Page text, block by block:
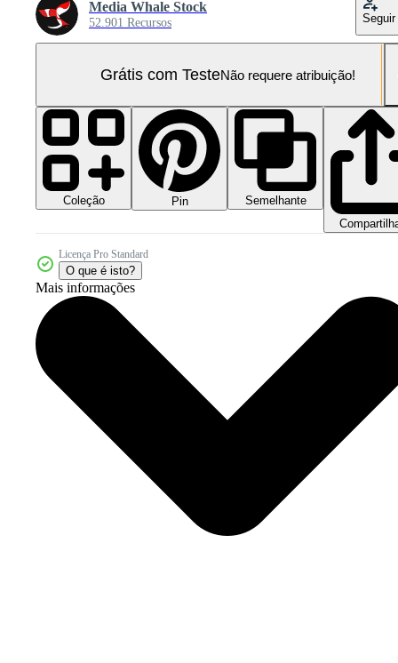
Media Whale Stock
52.901 Recursos Seguir
Grátis com TesteNão requere atribuição!
Coleção Pin
Semelhante
Licença Pro Standard
O que é isto?
Mais informações